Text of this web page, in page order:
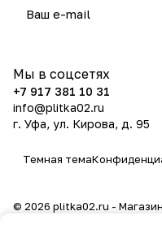
Мы в соцсетях
+7 917 381 10 31
info@plitka02.ru
г. Уфа, ул. Кирова, д. 95
Темная тема
© 2026 plitka02.ru -